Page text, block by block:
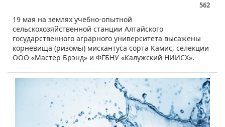
562
19 мая на землях учебно-опытной
сельскохозяйственной станции Алтайского
государственного аграрного университета высажены
корневища (ризомы) мискантуса сорта Камис, селекции
ООО «Мастер Брэнд» и ФГБНУ «Калужский НИИСХ».